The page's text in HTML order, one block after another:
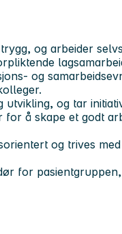
og arbeider
og
utvikling, og tar
for å skape et godt
og trives
for